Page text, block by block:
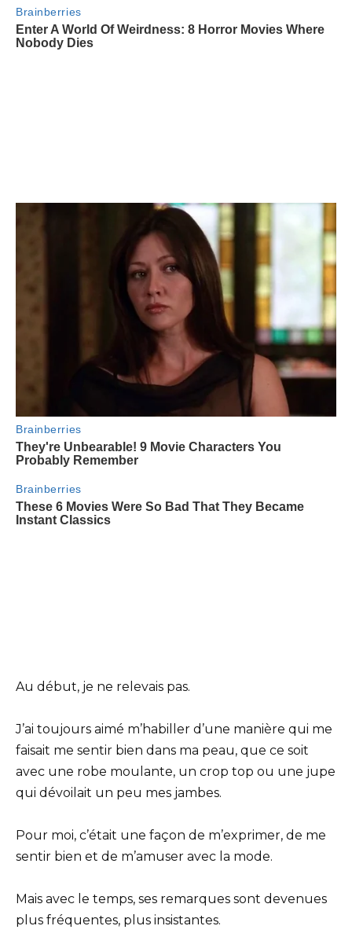
Au début, je ne relevais pas.
J’ai toujours aimé m’habiller d’une manière qui me
faisait me sentir bien dans ma peau, que ce soit
avec une robe moulante, un crop top ou une jupe
qui dévoilait un peu mes jambes.
Pour moi, c’était une façon de m’exprimer, de me
sentir bien et de m’amuser avec la mode.
Mais avec le temps, ses remarques sont devenues
plus fréquentes, plus insistantes.